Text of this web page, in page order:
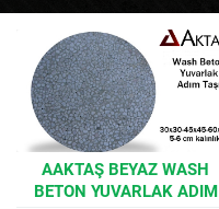
AAKTAŞ BEYAZ WASH
BETON YUVARLAK ADIM